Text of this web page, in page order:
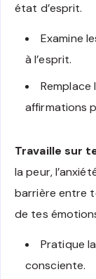
état d’esprit.
Examine
à l’esprit.
affirmations
Travaille sur
la peur,
barrière entre
de tes
Pratique
consciente.